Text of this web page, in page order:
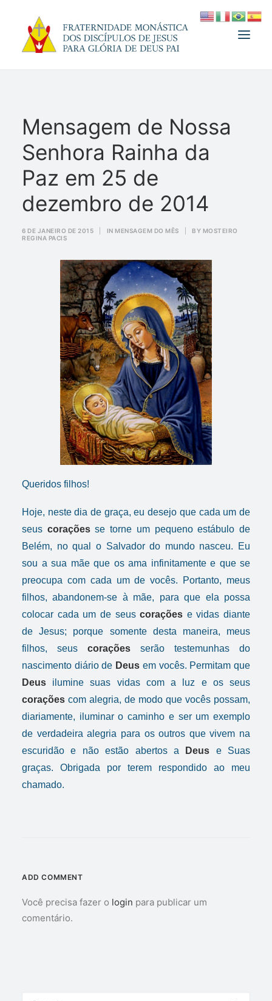
FUNDADOR
MEDJUGORJE
ESPIRITUALIDADE
ATUALIDADES
INFORMATIVO
DOAÇÃO
Mensagem de Nossa
Senhora Rainha da
Paz em 25 de
dezembro de 2014
6 DE JANEIRO DE 2015 IN MENSAGEM DO MÊS BY MOSTEIRO
REGINA PACIS
Queridos filhos!
Hoje, neste dia de graça, eu desejo que cada um de
seus coraçõesse torne um pequeno estábulo de
Belém, no qual o Salvador do mundo nasceu. Eu
sou a sua mãe que os ama infinitamente e que se
preocupa com cada um de vocês. Portanto, meus
filhos, abandonem-se à mãe, para que ela possa
colocar cada um de seuscorações e vidas diante
de Jesus; porque somente desta maneira, meus
filhos, seus corações serão testemunhas do
nascimento diário de Deus em vocês. Permitam que
Deus ilumine suas vidas com a luz e os seus
corações com alegria, de modo que vocês possam,
diariamente, iluminar o caminho e ser um exemplo
de verdadeira alegria para os outros que vivem na
escuridão e não estão abertos a
Deus e Suas
graças. Obrigada por terem respondido ao meu
chamado.
ADD COMMENT
Você precisa fazer o login para publicar um
comentário.